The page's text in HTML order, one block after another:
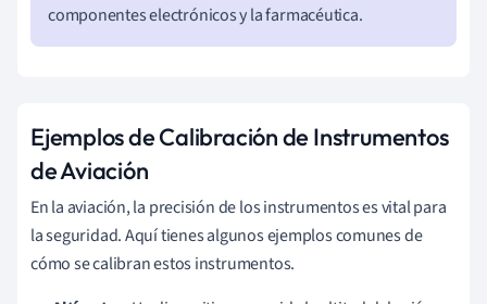
componentes electrónicos y la farmacéutica.
Ejemplos de Calibración de Instrumentos
de Aviación
En la aviación, la precisión de los instrumentos es vital para
la seguridad. Aquí tienes algunos ejemplos comunes de
cómo se calibran estos instrumentos.